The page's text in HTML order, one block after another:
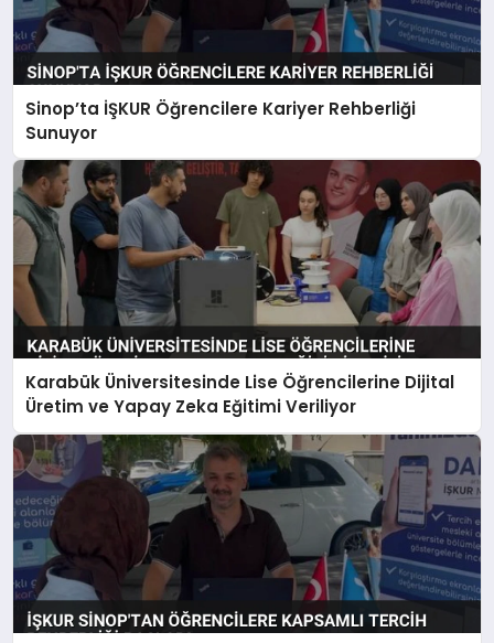
Sinop’ta İŞKUR Öğrencilere Kariyer Rehberliği
Sunuyor
Karabük Üniversitesinde Lise Öğrencilerine Dijital
Üretim ve Yapay Zeka Eğitimi Veriliyor